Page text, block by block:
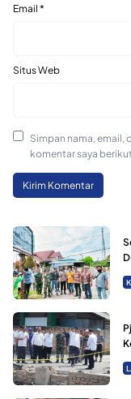
Email *
Situs Web
Simpan nama, email,
komentar saya